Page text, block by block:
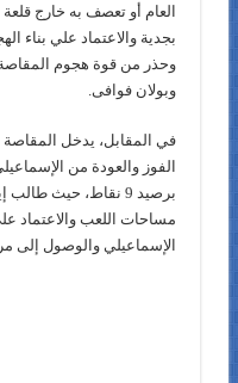
العام أو تعصف به خارج قلعة
بجدية والاعتماد علي
وحذر من قوة هجوم المقاصة
وبولان فوافى.
في المقابل، يدخل المقاصة
الفوز والعودة من
برصيد 9 نقاط، حيث
مساحات اللعب والاعتماد
الإسماعيلي والوصول إلى